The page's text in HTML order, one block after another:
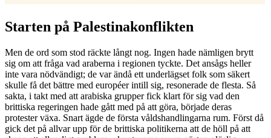
Starten på Palestinakonflikten
Men de ord som stod räckte långt nog. Ingen hade nämligen brytt
sig om att fråga vad araberna i regionen tyckte. Det ansågs heller
inte vara nödvändigt; de var ändå ett underlägset folk som säkert
skulle få det bättre med européer intill sig, resonerade de flesta. Så
sakta, i takt med att arabiska grupper fick klart för sig vad den
brittiska regeringen hade gått med på att göra, började deras
protester växa. Snart ägde de första våldshandlingarna rum. Först då
gick det på allvar upp för de brittiska politikerna att de höll på att